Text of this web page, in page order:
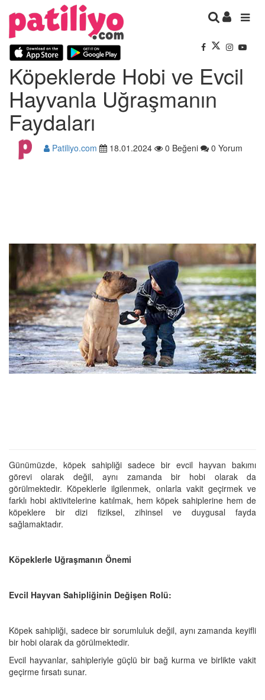
Köpeklerde Hobi ve Evcil
Hayvanla Uğraşmanın
Faydaları
Patiliyo.com 18.01.2024 0 Beğeni 0 Yorum
Günümüzde, köpek sahipliği sadece bir evcil hayvan bakımı
görevi olarak değil, aynı zamanda bir hobi olarak da
görülmektedir. Köpeklerle ilgilenmek, onlarla vakit geçirmek ve
farklı hobi aktivitelerine katılmak, hem köpek sahiplerine hem de
köpeklere bir dizi fiziksel, zihinsel ve duygusal fayda
sağlamaktadır.
Köpeklerle Uğraşmanın Önemi
Evcil Hayvan Sahipliğinin Değişen Rolü:
Köpek sahipliği, sadece bir sorumluluk değil, aynı zamanda keyifli
bir hobi olarak da görülmektedir.
Evcil hayvanlar, sahipleriyle güçlü bir bağ kurma ve birlikte vakit
geçirme fırsatı sunar.